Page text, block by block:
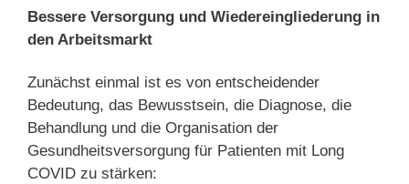
Bessere Versorgung und Wiedereingliederung in
den Arbeitsmarkt
Zunächst einmal ist es von entscheidender
Bedeutung, das Bewusstsein, die Diagnose, die
Behandlung und die Organisation der
Gesundheitsversorgung für Patienten mit Long
COVID zu stärken: